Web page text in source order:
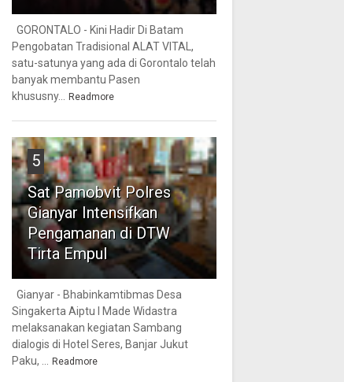
GORONTALO - Kini Hadir Di Batam
Pengobatan Tradisional ALAT VITAL,
satu-satunya yang ada di Gorontalo telah
banyak membantu Pasen
khususny... Readmore
5
Sat Pamobvit Polres
Gianyar Intensifkan
Pengamanan di DTW
Tirta Empul
Gianyar - Bhabinkamtibmas Desa
Singakerta Aiptu I Made Widastra
melaksanakan kegiatan Sambang
dialogis di Hotel Seres, Banjar Jukut
Paku, ... Readmore